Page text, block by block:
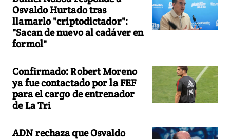
Osvaldo Hurtado tras
llamarlo "criptodictador":
"Sacan de nuevo al cadáver en
formol"
Confirmado: Robert Moreno
ya fue contactado por la FEF
para el cargo de entrenador
de La Tri
ADN rechaza que Osvaldo